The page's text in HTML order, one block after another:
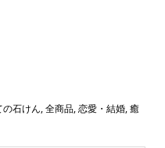
の石けん,全商品,恋愛・結婚,癒